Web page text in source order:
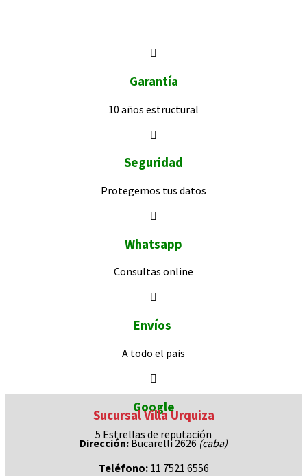
Garantía
10 años estructural
Seguridad
Protegemos tus datos
Whatsapp
Consultas online
Envíos
A todo el pais
Google
5 Estrellas de reputación
Sucursal Villa Urquiza
Dirección:Bucarelli 2626(caba)
Teléfono:11 7521 6556